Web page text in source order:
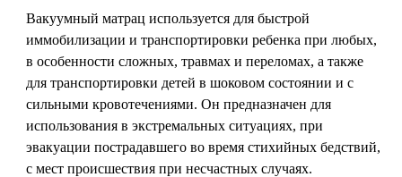
Вакуумный матрац используется для быстрой
иммобилизации и транспортировки ребенка при любых,
в особенности сложных, травмах и переломах, а также
для транспортировки детей в шоковом состоянии и с
сильными кровотечениями. Он предназначен для
использования в экстремальных ситуациях, при
эвакуации пострадавшего во время стихийных бедствий,
с мест происшествия при несчастных случаях.